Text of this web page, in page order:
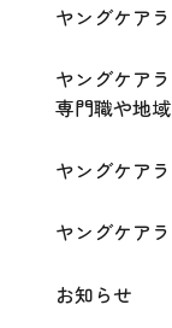
ヤングケア
ヤングケア
専門職や地
ヤングケア
ヤングケア
お知らせ